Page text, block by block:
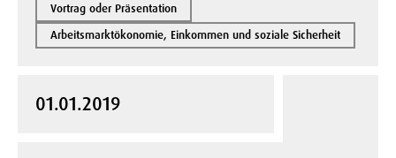
Vortrag oder Präsentation
Arbeitsmarktökonomie, Einkommen und soziale Sicherheit
01.01.2019